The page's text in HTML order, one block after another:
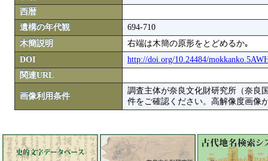
西暦
遺構の年代観
694-710
木簡説明
右端は木簡の原形をとどめるか｡
DOI
http://doi.org/10.24484/
関連URL
画像利用条件
調査主体が奈良文化財研究所（奈良
件をご確認ください。高解像度画像